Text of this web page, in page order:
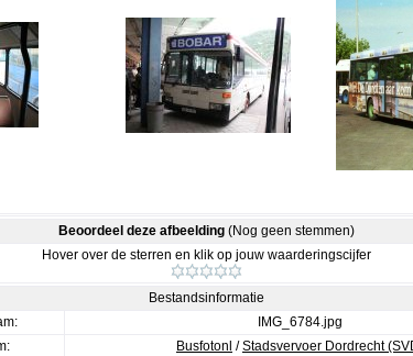
Beoordeel deze afbeelding (Nog geen stemmen)
Hover over de sterren en klik op jouw waarderingscijfer
Bestandsinformatie
IMG_6784.jpg
Busfotonl /Stadsvervoer Dordrecht